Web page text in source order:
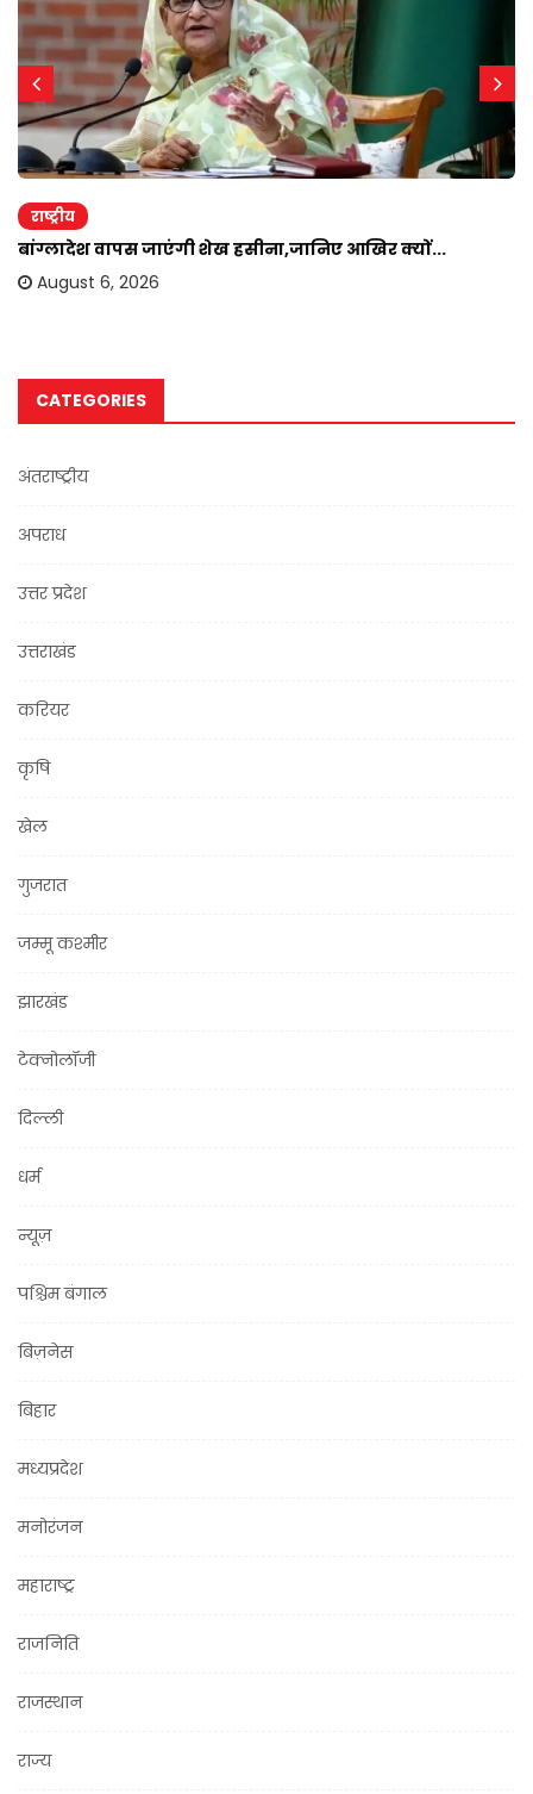
राष्ट्रीय
बांग्लादेश वापस जाएंगी शेख हसीना,जानिए आखिर क्यों...
August 6, 2026
CATEGORIES
अंतराष्ट्रीय
अपराध
उत्तर प्रदेश
उत्तराखंड
करियर
कृषि
खेल
गुजरात
जम्मू कश्मीर
झारखंड
टेक्नोलॉजी
दिल्ली
धर्म
न्यूज़
पश्चिम बंगाल
बिज़नेस
बिहार
मध्यप्रदेश
मनोरंजन
महाराष्ट्र
राजनिति
राजस्थान
राज्य